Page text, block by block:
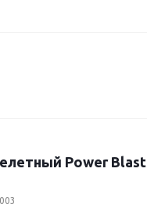
Power Blast